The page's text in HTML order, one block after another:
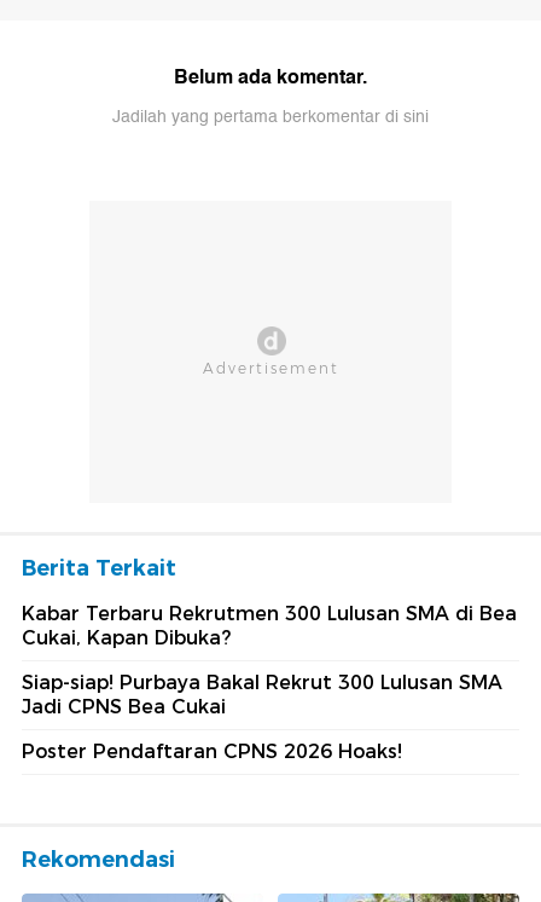
Belum ada komentar.
Jadilah yang pertama berkomentar di sini
Berita Terkait
Kabar Terbaru Rekrutmen 300 Lulusan SMA di Bea
Cukai, Kapan Dibuka?
Siap-siap! Purbaya Bakal Rekrut 300 Lulusan SMA
Jadi CPNS Bea Cukai
Poster Pendaftaran CPNS 2026 Hoaks!
Rekomendasi